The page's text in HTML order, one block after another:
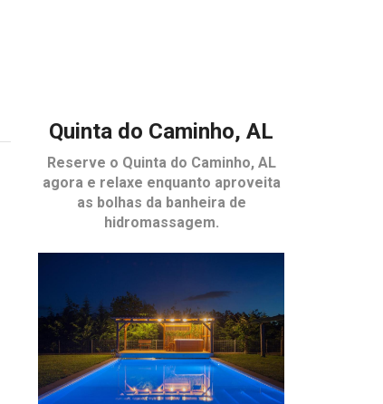
Quinta do Caminho, AL
Reserve o Quinta do Caminho, AL
agora e relaxe enquanto aproveita
as bolhas da banheira de
hidromassagem.